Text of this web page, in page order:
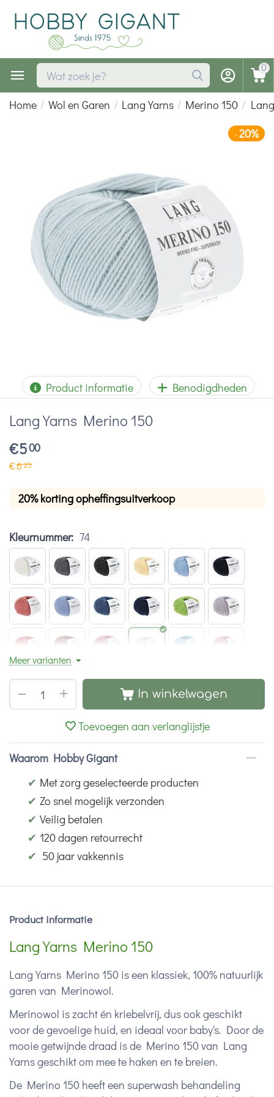
0
Home / Wol en Garen / Lang Yarns / Merino 150 /
-20%
Product informatie Benodigdheden
Lang Yarns Merino 150
€500
€625
20% korting opheffingsuitverkoop
Kleurnummer: 74
Meer varianten
+
− In winkelwagen
Toevoegen aan verlanglijstje
Waarom Hobby Gigant
✔ Met zorg geselecteerde producten
✔ Zo snel mogelijk verzonden
✔ Veilig betalen
✔ 120 dagen retourrecht
✔ 50 jaar vakkennis
Product informatie
Lang Yarns Merino 150
Lang Yarns Merino 150 is een klassiek, 100% natuurlijk
garen van Merinowol.
Merinowol is zacht én kriebelvrij, dus ook geschikt
voor de gevoelige huid, en ideaal voor baby's. Door de
mooie getwijnde draad is de Merino 150 van Lang
Yarns geschikt om mee te haken en te breien.
De Merino 150 heeft een superwash behandeling